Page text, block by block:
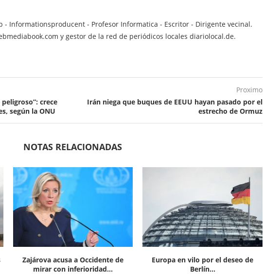
- Informationsproducent - Profesor Informatica - Escritor - Dirigente vecinal.
y gestor de la red de periódicos locales diariolocal.de.
crece
según la ONU
Proximo
Irán niega que buques de EEUU hayan pasado por el
estrecho de Ormuz
NOTAS RELACIONADAS
Zajárova acusa a Occidente de
mirar con inferioridad...
Europa en vilo por el deseo de
Berlín...